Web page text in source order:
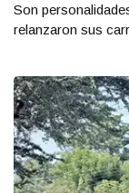
Son
relanzaron sus